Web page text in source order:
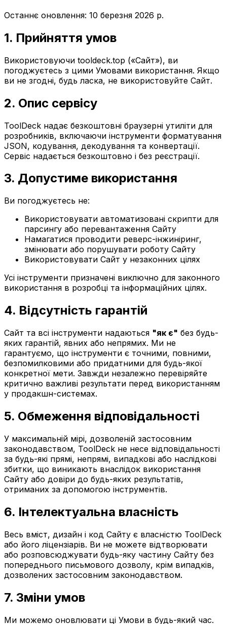
Останнє оновлення: 10 березня 2026 р.
1. Прийняття умов
Використовуючи tooldeck.top («Сайт»), ви
погоджуєтесь з цими Умовами використання. Якщо
ви не згодні, будь ласка, не використовуйте Сайт.
2. Опис сервісу
ToolDeck надає безкоштовні браузерні утиліти для
розробників, включаючи інструменти форматування
JSON, кодування, декодування та конвертації.
Сервіс надається безкоштовно і без реєстрації.
3. Допустиме використання
Ви погоджуєтесь не:
Використовувати автоматизовані скрипти для
парсингу або перевантаження Сайту
Намагатися проводити реверс-інжиніринг,
змінювати або порушувати роботу Сайту
Використовувати Сайт у незаконних цілях
Усі інструменти призначені виключно для законного
використання в розробці та інформаційних цілях.
4. Відсутність гарантій
Сайт та всі інструменти надаються "як є" без будь-
яких гарантій, явних або непрямих. Ми не
гарантуємо, що інструменти є точними, повними,
безпомилковими або придатними для будь-якої
конкретної мети. Завжди незалежно перевіряйте
критично важливі результати перед використанням
у продакшн-системах.
5. Обмеження відповідальності
У максимальній мірі, дозволеній застосовним
законодавством, ToolDeck не несе відповідальності
за будь-які прямі, непрямі, випадкові або наслідкові
збитки, що виникають внаслідок використання
Сайту або довіри до будь-яких результатів,
отриманих за допомогою інструментів.
6. Інтелектуальна власність
Весь вміст, дизайн і код Сайту є власністю ToolDeck
або його ліцензіарів. Ви не можете відтворювати
або розповсюджувати будь-яку частину Сайту без
попереднього письмового дозволу, крім випадків,
дозволених застосовним законодавством.
7. Зміни умов
Ми можемо оновлювати ці Умови в будь-який час.